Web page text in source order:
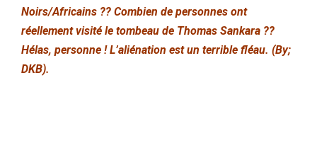
Noirs/Africains ?? Combien de personnes ont
réellement visité le tombeau de Thomas Sankara ??
Hélas, personne ! L’aliénation est un terrible fléau. (By;
DKB).